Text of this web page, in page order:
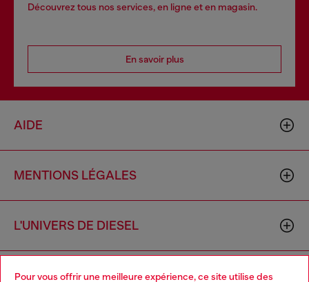
Pour vous offrir une meilleure expérience, ce site utilise des
Découvrez tous nos services, en ligne et en magasin.
En savoir plus
AIDE
MENTIONS LÉGALES
L'UNIVERS DE DIESEL
CORPORATE